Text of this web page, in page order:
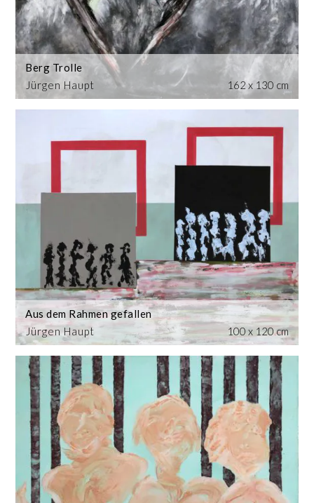
Jürgen Haupt
Berg Trolle
162 x 130 cm
Jürgen Haupt
Aus dem Rahmen gefallen
100 x 120 cm